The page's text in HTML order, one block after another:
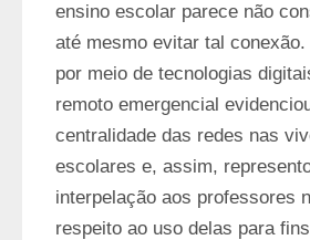
ensino escolar parece não
até mesmo evitar tal
por meio de tecnologias
remoto emergencial
centralidade das redes nas
escolares e, assim,
interpelação aos professores
respeito ao uso delas para fins